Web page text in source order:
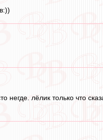
негде. лёлик только что